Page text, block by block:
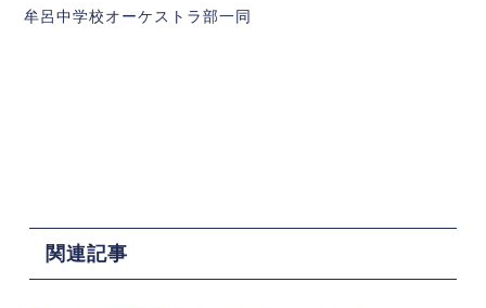
牟呂中学校オーケストラ部一同
関連記事